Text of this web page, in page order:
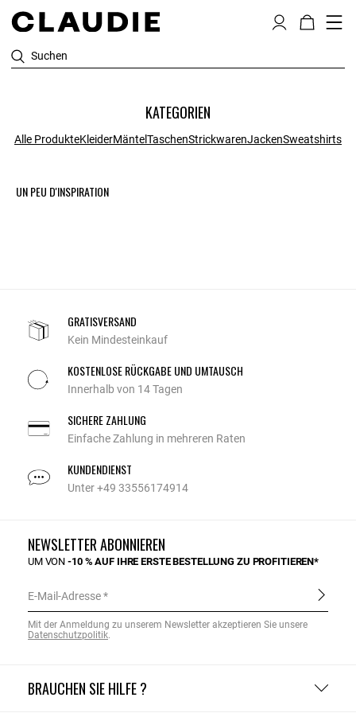
Suchen
KATEGORIEN
Alle ProdukteKleiderMäntelTaschenStrickwarenJackenSweatshirts
UN PEU D'INSPIRATION
GRATISVERSAND
Kein Mindesteinkauf
KOSTENLOSE RÜCKGABE UND UMTAUSCH
Innerhalb von 14 Tagen
SICHERE ZAHLUNG
Einfache Zahlung in mehreren Raten
KUNDENDIENST
Unter +49 33556174914
BRAUCHEN SIE HILFE ?
NEWSLETTER ABONNIEREN
UM VON-10 % AUF IHRE ERSTE BESTELLUNG ZU PROFITIEREN*
E-Mail-Adresse
Mit der Anmeldung zu unserem Newsletter akzeptieren Sie unsere
Datenschutzpolitik.